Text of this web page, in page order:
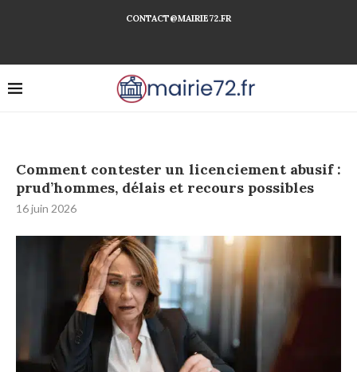
CONTACT@MAIRIE72.FR
Comment contester un licenciement abusif :
prud’hommes, délais et recours possibles
16 juin 2026